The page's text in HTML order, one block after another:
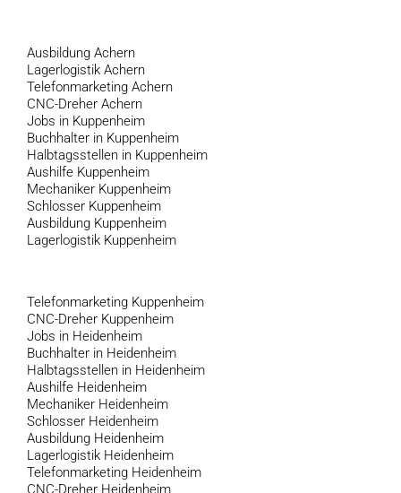
Ausbildung Achern
Lagerlogistik Achern
Telefonmarketing Achern
CNC-Dreher Achern
Jobs in Kuppenheim
Buchhalter in Kuppenheim
Halbtagsstellen in Kuppenheim
Aushilfe Kuppenheim
Mechaniker Kuppenheim
Schlosser Kuppenheim
Ausbildung Kuppenheim
Lagerlogistik Kuppenheim
Telefonmarketing Kuppenheim
CNC-Dreher Kuppenheim
Jobs in Heidenheim
Buchhalter in Heidenheim
Halbtagsstellen in Heidenheim
Aushilfe Heidenheim
Mechaniker Heidenheim
Schlosser Heidenheim
Ausbildung Heidenheim
Lagerlogistik Heidenheim
Telefonmarketing Heidenheim
CNC-Dreher Heidenheim